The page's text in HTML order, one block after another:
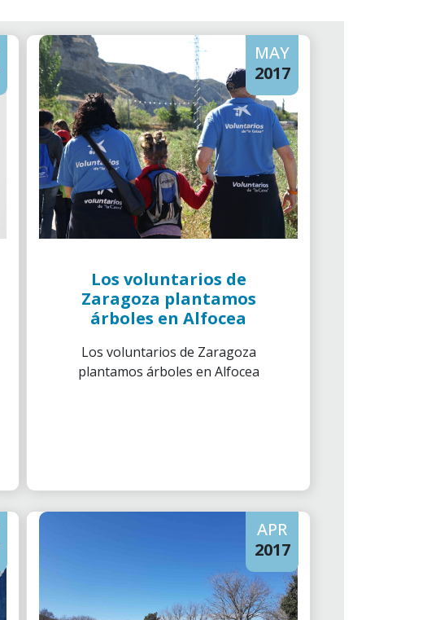
MAY
2017
Los voluntarios de
Zaragoza plantamos
árboles en Alfocea
Los voluntarios de Zaragoza
plantamos árboles en Alfocea
APR
2017